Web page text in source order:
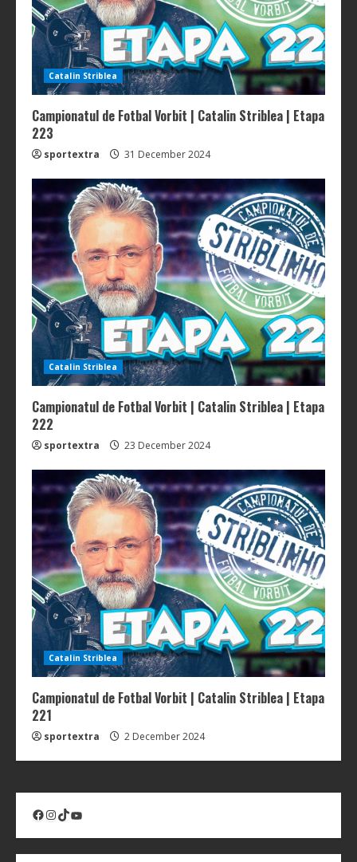
Catalin Striblea
Campionatul de Fotbal Vorbit | Catalin Striblea | Etapa
223
sportextra 31 December 2024
Catalin Striblea
Campionatul de Fotbal Vorbit | Catalin Striblea | Etapa
222
sportextra 23 December 2024
Catalin Striblea
Campionatul de Fotbal Vorbit | Catalin Striblea | Etapa
221
sportextra 2 December 2024
Facebook
Instagram
TikTokYouTube